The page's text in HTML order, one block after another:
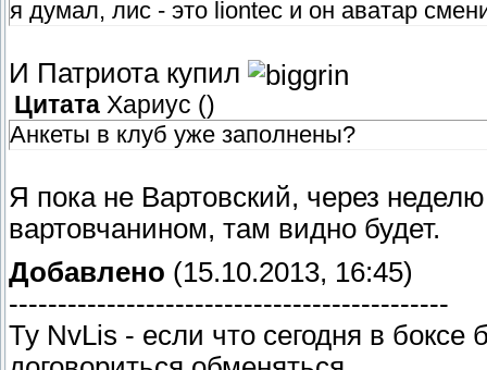
я думал, лис - это liontec и он аватар
И Патриота купил
Цитата Хариус ()
Анкеты в клуб уже заполнены?
Я пока не Вартовский, через
вартовчанином, там видно будет.
Добавлено (15.10.2013, 16:45)
---------------------------------------------
Ту NvLis - если что сегодня в